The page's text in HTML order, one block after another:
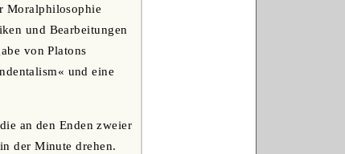
Moralphilosophie
und Bearbeitungen
von Platons
und eine
an den Enden zweier
der Minute drehen.